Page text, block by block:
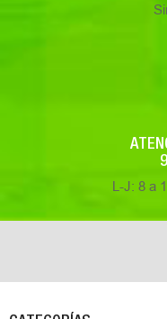
L-J: 8 a